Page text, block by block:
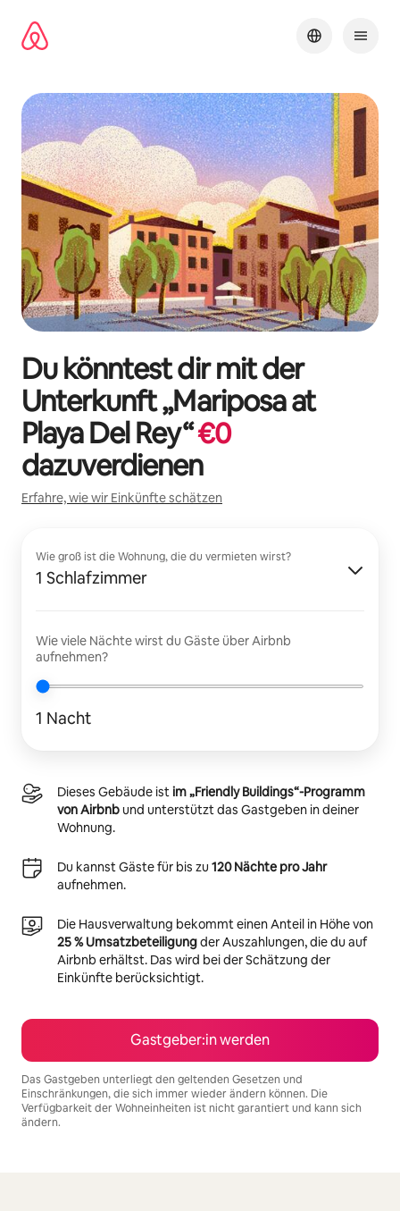
Inhalten
springen
Du könntest dir mit der
Unterkunft „Mariposa at
Playa Del Rey“€0
dazuverdienen
Erfahre, wie wir Einkünfte schätzen
Wie groß ist die Wohnung, die du vermieten wirst?
1 Schlafzimmer
Wie viele Nächte wirst du Gäste über Airbnb
aufnehmen?
1 Nacht
Dieses Gebäude istim „Friendly Buildings“-Programm
von Airbnbund unterstützt das Gastgeben in deiner
Wohnung.
Du kannst Gäste für bis zu 120 Nächte pro Jahr
aufnehmen.
Die Hausverwaltung bekommt einen Anteil in Höhe von
25 % Umsatzbeteiligungder Auszahlungen, die du auf
Airbnb erhältst. Das wird bei der Schätzung der
Einkünfte berücksichtigt.
Gastgeber:in werden
Das Gastgeben unterliegt den geltenden Gesetzen und
Einschränkungen, die sich immer wieder ändern können. Die
Verfügbarkeit der Wohneinheiten ist nicht garantiert und kann sich
ändern.